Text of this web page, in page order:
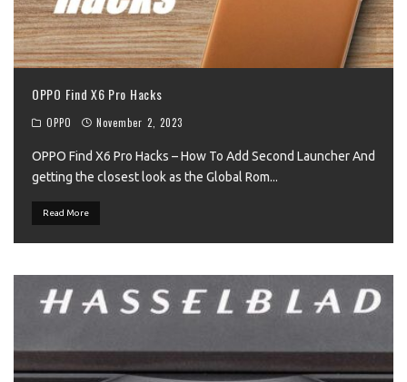
OPPO Find X6 Pro Hacks
OPPO November 2, 2023
OPPO Find X6 Pro Hacks – How To Add Second Launcher And
getting the closest look as the Global Rom...
Read More